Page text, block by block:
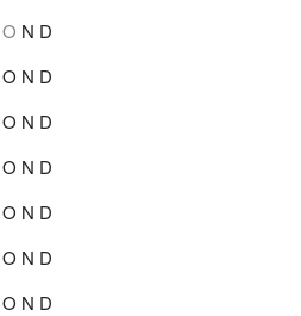
O N D
O N D
O N D
O N D
O N D
O N D
O N D